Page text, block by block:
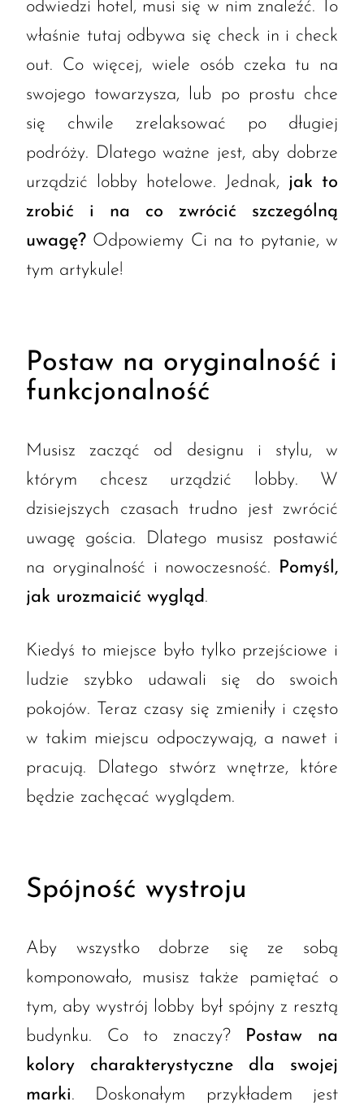
odwiedzi hotel, musi się w nim znaleźć. To
właśnie tutaj odbywa się check in i check
out. Co więcej, wiele osób czeka tu na
swojego towarzysza, lub po prostu chce
się chwile zrelaksować po długiej
podróży. Dlatego ważne jest, aby dobrze
urządzić lobby hotelowe. Jednak, jak to
zrobić i na co zwrócić szczególną
uwagę? Odpowiemy Ci na to pytanie, w
tym artykule!
Postaw na oryginalność i
funkcjonalność
Musisz zacząć od designu i stylu, w
którym chcesz urządzić lobby. W
dzisiejszych czasach trudno jest zwrócić
uwagę gościa. Dlatego musisz postawić
na oryginalność i nowoczesność. Pomyśl,
jak urozmaicić wygląd.
Kiedyś to miejsce było tylko przejściowe i
ludzie szybko udawali się do swoich
pokojów. Teraz czasy się zmieniły i często
w takim miejscu odpoczywają, a nawet i
pracują. Dlatego stwórz wnętrze, które
będzie zachęcać wyglądem.
Spójność wystroju
Aby wszystko dobrze się ze sobą
komponowało, musisz także pamiętać o
tym, aby wystrój lobby był spójny z resztą
budynku. Co to znaczy? Postaw na
kolory charakterystyczne dla swojej
marki. Doskonałym przykładem jest